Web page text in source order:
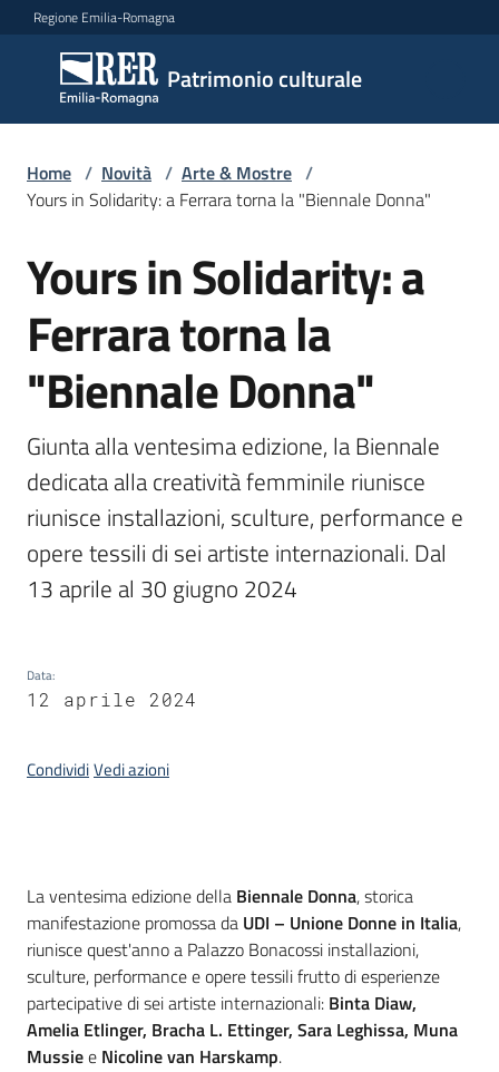
Vai al contenuto
Vai alla navigazione
Vai al footer
Regione Emilia-Romagna
Patrimonio culturale
Patrimonio
culturale
Argomenti
Novità
Servizi
Leggi
Atti
Bandi
Piani
Programmi
Progetti
Giuseppe
Seguici
su
Home / Novità / Arte & Mostre /
Yours in Solidarity: a Ferrara torna la "Biennale Donna"
Salta al contenuto
Yours in Solidarity: a
Ferrara torna la
"Biennale Donna"
Giunta alla ventesima edizione, la Biennale
dedicata alla creatività femminile riunisce
riunisce installazioni, sculture, performance e
opere tessili di sei artiste internazionali. Dal
13 aprile al 30 giugno 2024
Data:
12 aprile 2024
CondividiVedi azioni
Introduzione
La ventesima edizione della Biennale Donna, storica
manifestazione promossa da UDI – Unione Donne in Italia,
riunisce quest'anno a Palazzo Bonacossi installazioni,
sculture, performance e opere tessili frutto di esperienze
partecipative di sei artiste internazionali: Binta Diaw,
Amelia Etlinger, Bracha L. Ettinger, Sara Leghissa, Muna
Mussiee Nicoline van Harskamp.